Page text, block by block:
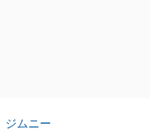
ジムニー